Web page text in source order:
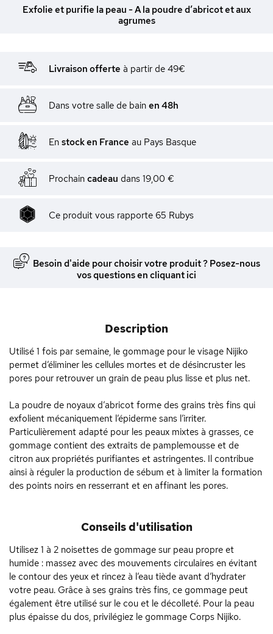
Exfolie et purifie la peau - A la poudre d’abricot et aux
agrumes
Livraison offerte à partir de 49€
Dans votre salle de bain en 48h
En stock en France au Pays Basque
Prochain cadeau dans 19,00 €
Ce produit vous rapporte 65 Rubys
Besoin d'aide pour choisir votre produit ? Posez-nous
vos questions en cliquant ici
Description
Utilisé 1 fois par semaine, le gommage pour le visage Nijiko
permet d’éliminer les cellules mortes et de désincruster les
pores pour retrouver un grain de peau plus lisse et plus net.
La poudre de noyaux d’abricot forme des grains très fins qui
exfolient mécaniquement l’épiderme sans l’irriter.
Particulièrement adapté pour les peaux mixtes à grasses, ce
gommage contient des extraits de pamplemousse et de
citron aux propriétés purifiantes et astringentes. Il contribue
ainsi à réguler la production de sébum et à limiter la formation
des points noirs en resserrant et en affinant les pores.
Conseils d'utilisation
Utilisez 1 à 2 noisettes de gommage sur peau propre et
humide : massez avec des mouvements circulaires en évitant
le contour des yeux et rincez à l’eau tiède avant d’hydrater
votre peau. Grâce à ses grains très fins, ce gommage peut
également être utilisé sur le cou et le décolleté. Pour la peau
plus épaisse du dos, privilégiez le gommage Corps Nijiko.